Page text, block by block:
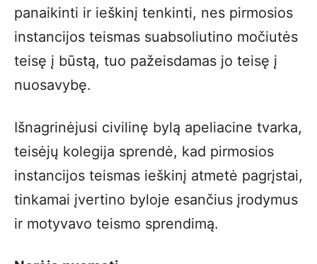
panaikinti ir ieškinį tenkinti, nes pirmosios
instancijos teismas suabsoliutino močiutės
teisę į būstą, tuo pažeisdamas jo teisę į
nuosavybę.
Išnagrinėjusi civilinę bylą apeliacine tvarka,
teisėjų kolegija sprendė, kad pirmosios
instancijos teismas ieškinį atmetė pagrįstai,
tinkamai įvertino byloje esančius įrodymus
ir motyvavo teismo sprendimą.